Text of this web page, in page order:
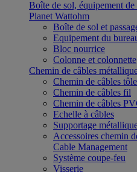
Boîte de sol, équipement
Planet Wattohm
Boîte de sol et
Equipement du
Bloc nourrice
Colonne et colonnette
Chemin de câbles
Chemin de câbles tôle
Chemin de câbles fil
Chemin de câbles
Echelle à câbles
Supportage
Accessoires chemin
Cable Management
Système coupe-feu
Visserie